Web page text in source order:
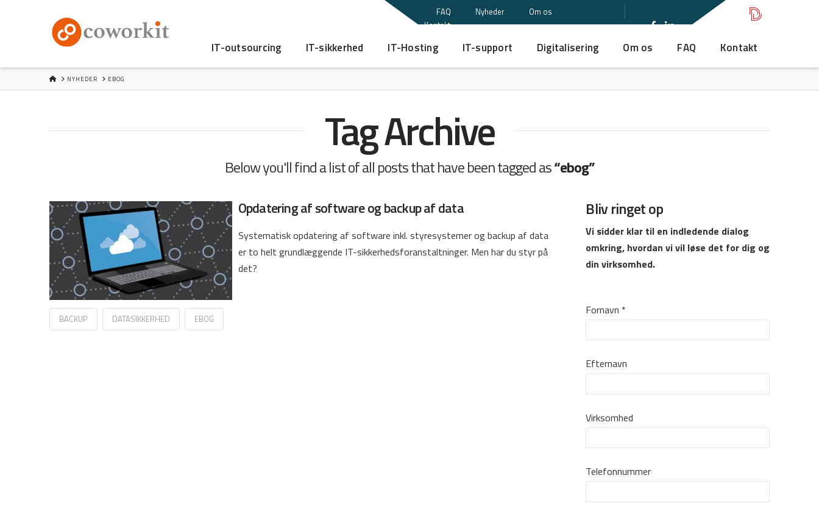
FAQ Nyheder
Om os
Kontakt
IT-outsourcing IT-sikkerhed IT-Hosting IT-support Digitalisering Om os FAQ Kontakt
HOMENYHEDER EBOG
Tag Archive
Below you'll find a list of all posts that have been tagged as“ebog”
Opdatering af software og backup af data
Systematisk opdatering af software inkl. styresystemer og backup af data
er to helt grundlæggende IT-sikkerhedsforanstaltninger. Men har du styr på
det?
BACKUP DATASIKKERHED EBOG
Bliv ringet op
Vi sidder klar til en indledende dialog
omkring, hvordan vi vil løse det for dig og
din virksomhed.
Fornavn *
Efternavn
Virksomhed
Telefonnummer